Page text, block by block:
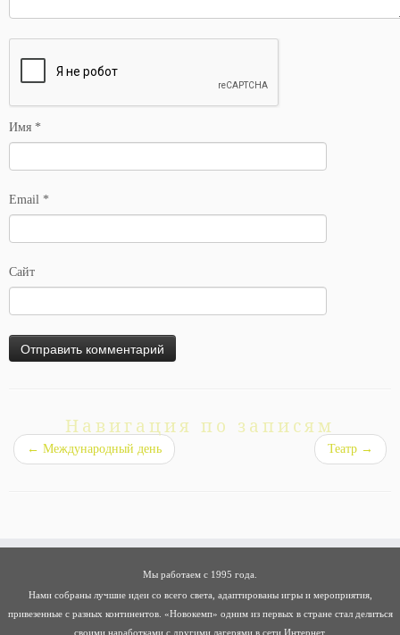
Имя *
Email *
Сайт
Навигация по записям
← Международный день Театр →
Мы работаем с 1995 года.
Нами собраны лучшие идеи со всего света, адаптированы игры и мероприятия,
привезенные с разных континентов. «Новокемп» одним из первых в стране стал делиться
своими наработками с другими лагерями в сети Интернет.